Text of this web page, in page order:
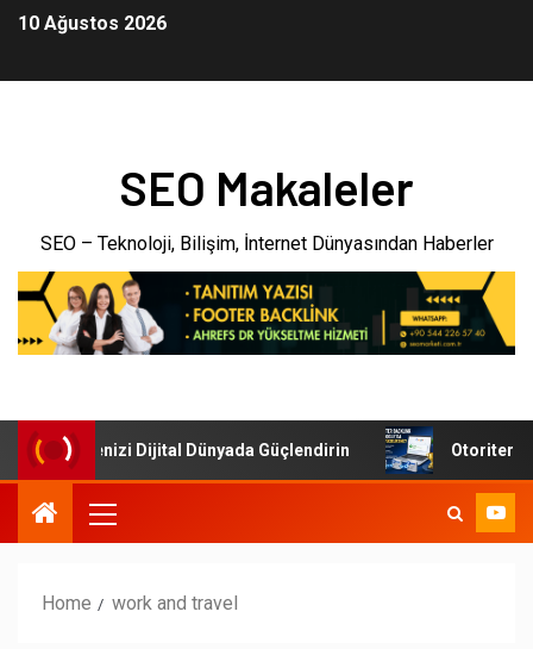
10 Ağustos 2026
SEO Makaleler
SEO – Teknoloji, Bilişim, İnternet Dünyasından Haberler
İşletmenizi Dijital Dünyada Güçlendirin Otoriter
Home work and travel